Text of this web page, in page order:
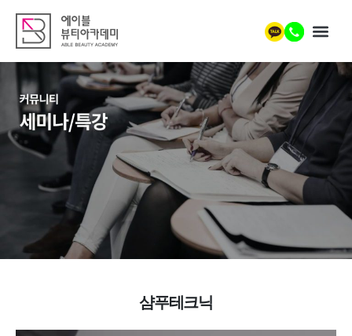
샴푸테크닉